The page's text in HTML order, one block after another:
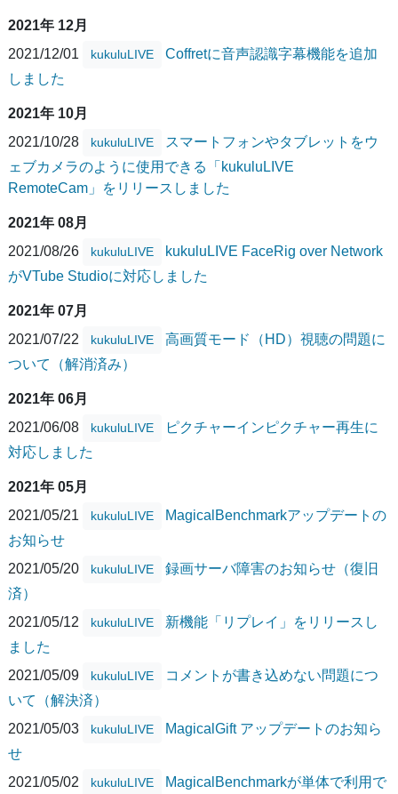
2021年 12月
2021/12/01
kukuluLIVE
Coffretに音声認識字幕機能を追加
しました
2021年 10月
2021/10/28
kukuluLIVE
スマートフォンやタブレットをウ
ェブカメラのように使用できる「kukuluLIVE
RemoteCam」をリリースしました
2021年 08月
2021/08/26
kukuluLIVE
kukuluLIVE FaceRig over Network
がVTube Studioに対応しました
2021年 07月
2021/07/22
kukuluLIVE
高画質モード（HD）視聴の問題に
ついて（解消済み）
2021年 06月
2021/06/08
kukuluLIVE
ピクチャーインピクチャー再生に
対応しました
2021年 05月
2021/05/21
kukuluLIVE
MagicalBenchmarkアップデートの
お知らせ
2021/05/20
kukuluLIVE
録画サーバ障害のお知らせ（復旧
済）
2021/05/12
kukuluLIVE
新機能「リプレイ」をリリースし
ました
2021/05/09
kukuluLIVE
コメントが書き込めない問題につ
いて（解決済）
2021/05/03
kukuluLIVE
MagicalGift アップデートのお知ら
せ
2021/05/02
kukuluLIVE
MagicalBenchmarkが単体で利用で